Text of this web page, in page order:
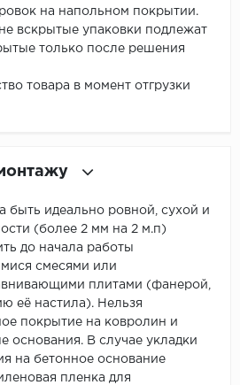
на напольном покрытии.
вскрытые упаковки подлежат
только после решения
товара в момент отгрузки
быть идеально ровной, сухой и
(более 2 мм на 2 м.п)
до начала работы
смесями или
плитами (фанерой,
её настила). Нельзя
покрытие на ковролин и
основания. В случае укладки
на бетонное основание
пленка для